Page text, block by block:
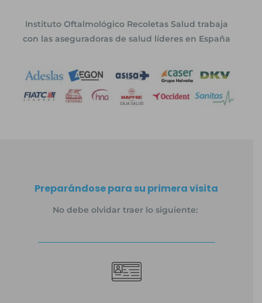
Instituto Oftalmológico Recoletas Salud trabaja
con las aseguradoras de salud líderes en España
Preparándose para su primera visita
No debe olvidar traer lo siguiente: